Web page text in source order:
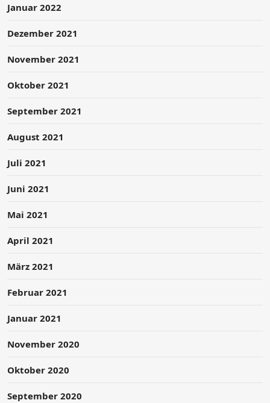
Januar 2022
Dezember 2021
November 2021
Oktober 2021
September 2021
August 2021
Juli 2021
Juni 2021
Mai 2021
April 2021
März 2021
Februar 2021
Januar 2021
November 2020
Oktober 2020
September 2020